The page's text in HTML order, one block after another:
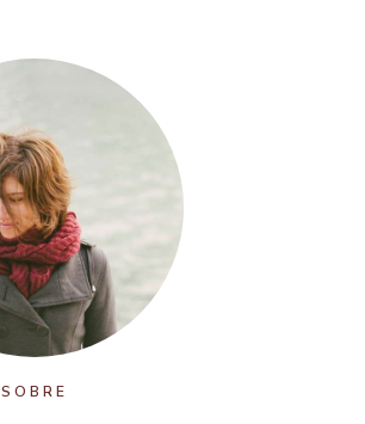
SOBRE